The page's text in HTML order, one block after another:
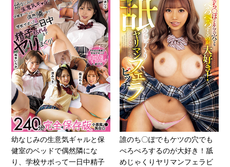
幼なじみの生意気ギャルと保
健室のベッドで偶然隣にな
り、学校サボって一日中精子
誰のち〇ぽでもケツの穴でも
ぺろぺろするのが大好き！舐
めじゃくりヤリマンフェラビ